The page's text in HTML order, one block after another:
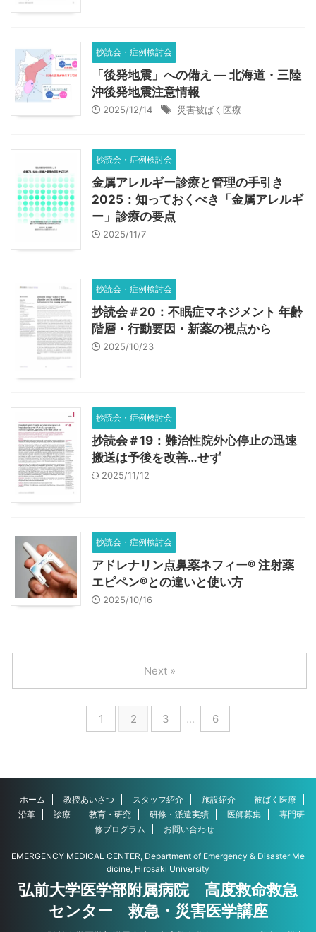
抄読会・症例検討会
「後発地震」への備え — 北海道・三陸
沖後発地震注意情報
2025/12/14 災害被ばく医療
抄読会・症例検討会
金属アレルギー診療と管理の手引き
2025：知っておくべき「金属アレルギ
ー」診療の要点
2025/11/7
抄読会・症例検討会
抄読会＃20：不眠症マネジメント 年齢
階層・行動要因・新薬の視点から
2025/10/23
抄読会・症例検討会
抄読会＃19：難治性院外心停止の迅速
搬送は予後を改善…せず
2025/11/12
抄読会・症例検討会
アドレナリン点鼻薬ネフィー® 注射薬
エピペン®との違いと使い方
2025/10/16
1 2 3 … 6
Next »
ホーム 教授あいさつ スタッフ紹介 施設紹介
被ばく医療
沿革
診療 教育・研究 研修・派遣実績 医師募集
専門研
修プログラム
お問い合わせ
EMERGENCY MEDICAL CENTER, Department of Emergency & Disaster Me
dicine, Hirosaki University
弘前大学医学部附属病院 高度救命救急
センター 救急・災害医学講座